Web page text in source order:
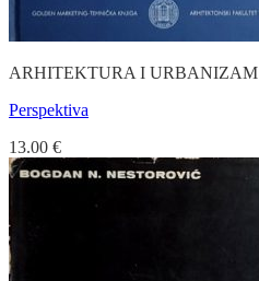
ARHITEKTURA I URBANIZAM
Perspektiva
13.00 €